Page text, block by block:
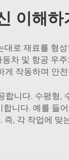
이해하
로 재료를 형
동차 및 항공 우
작동하며 안
니다. 수평형
니다. 예를 들
, 각 작업에 맞